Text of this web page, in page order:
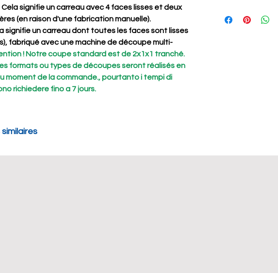
Cela signifie un carreau avec 4 faces lisses et deux
(en raison d'une fabrication manuelle).
signifie un carreau dont toutes les faces sont lisses
fabriqué avec une machine de découpe multi-
! Notre coupe standard est de 2x1x1 tranché.
formats ou types de découpes seront réalisés en
moment de la commande., pourtanto i tempi di
richiedere fino a 7 jours.
Mosaïque,Tesselles
dimensioni